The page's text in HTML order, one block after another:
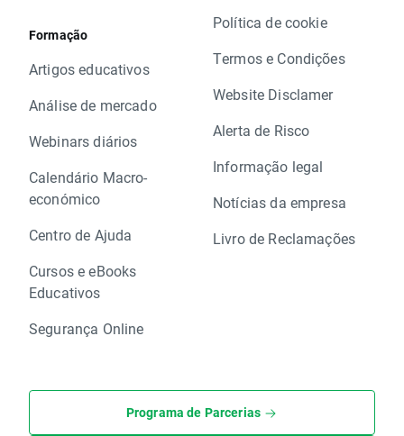
Formação
Artigos educativos
Análise de mercado
Webinars diários
Calendário Macro-
económico
Centro de Ajuda
Cursos e eBooks
Educativos
Segurança Online
Política de cookie
Termos e Condições
Website Disclamer
Alerta de Risco
Informação legal
Notícias da empresa
Livro de Reclamações
Programa de Parcerias